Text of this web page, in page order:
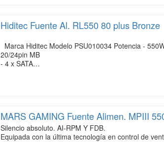
Hiditec Fuente Al. RL550 80 plus Bronze
Marca Hiditec Modelo PSU010034 Potencia -
20/24pin MB
- 4 x SATA…
MARS GAMING Fuente Alimen. MPIII
Silencio absoluto. AI-RPM Y FDB.
Equipada con la última tecnología en control de